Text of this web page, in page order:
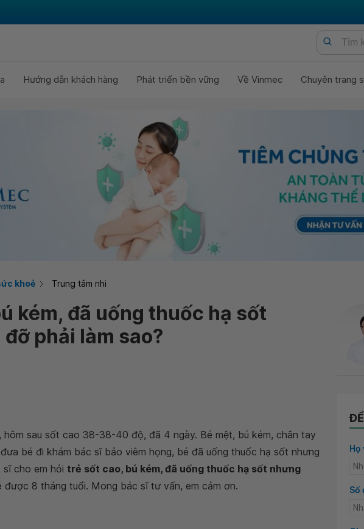
Hướng dẫn khách hàng Phát triển bền vững Về Vinmec Chuyên trang
khoẻ Trung tâm nhi
kém, đã uống thuốc hạ sốt
phải làm sao?
hôm sau sốt cao 38-38-40 độ, đã 4 ngày. Bé mệt, bú kém, chân tay
bé đi khám bác sĩ bảo viêm họng, bé đã uống thuốc hạ sốt nhưng
cho em hỏi trẻ sốt cao, bú kém, đã uống thuốc hạ sốt nhưng
được 8 tháng tuổi. Mong bác sĩ tư vấn, em cảm ơn.
Họ
Số